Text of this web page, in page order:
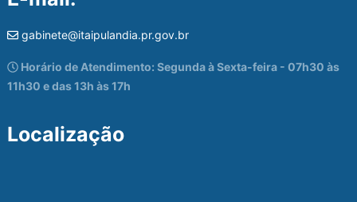
gabinete@itaipulandia.pr.gov.br
Horário de Atendimento: Segunda à Sexta-feira - 07h30 às
11h30 e das 13h às 17h
Localização